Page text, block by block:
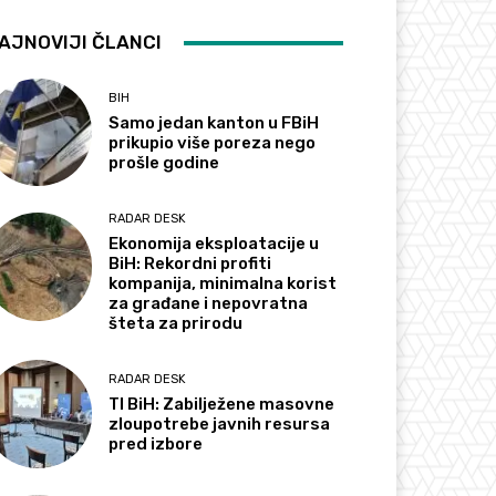
ČLANCI
BIH
Samo jedan kanton u FBiH
prikupio više poreza nego
prošle godine
RADAR DESK
Ekonomija eksploatacije u
BiH: Rekordni profiti
kompanija, minimalna korist
za građane i nepovratna
šteta za prirodu
RADAR DESK
TI BiH: Zabilježene masovne
zloupotrebe javnih resursa
pred izbore